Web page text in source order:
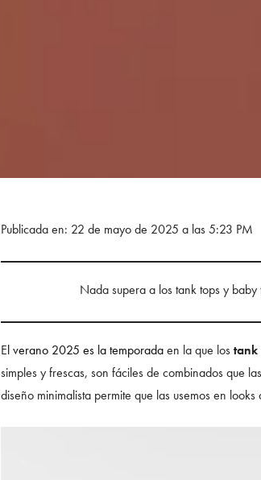
Publicada en: 22 de mayo de 2025 a las 5:23 PM
Nada supera a los tank tops y
El verano 2025 es la temporadaen la que lostank
simples y frescas, son fáciles de combinados que
diseño minimalista permite que las usemos en